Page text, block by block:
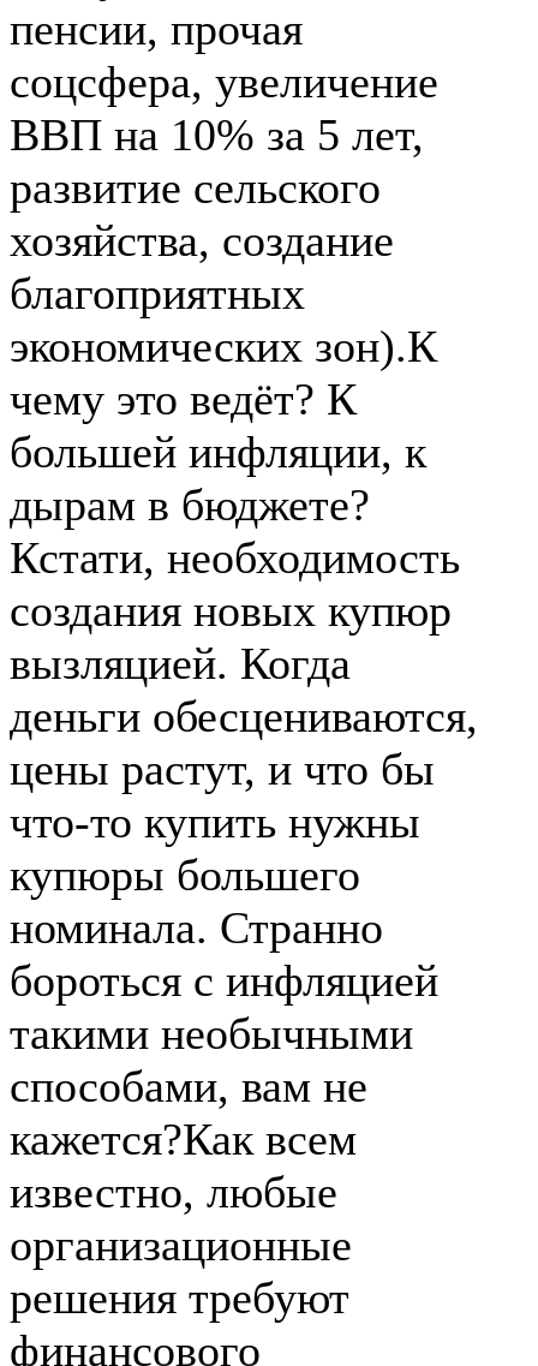
пенсии, прочая
соцсфера, увеличение
ВВП на 10% за 5 лет,
развитие сельского
хозяйства, создание
благоприятных
экономических зон).К
чему это ведёт? К
большей инфляции, к
дырам в бюджете?
Кстати, необходимость
создания новых купюр
вызляцией. Когда
деньги обесцениваются,
цены растут, и что бы
что-то купить нужны
купюры большего
номинала. Странно
бороться с инфляцией
такими необычными
способами, вам не
кажется?Как всем
известно, любые
организационные
решения требуют
финансового